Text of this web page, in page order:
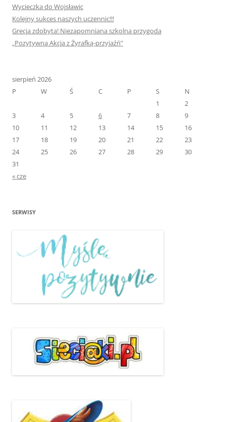
Wycieczka do Wojsławic
Kolejny sukces naszych uczennic!!!
Grecja zdobyta! Niezapomniana szkolna przygoda
„Pozytywna Akcja z Żyrafką-przyjaźń”
sierpień 2026
P
W Ś C P S
N
1
2
3
4 5 6 7 8
9
10
11 12 13 14 15
16
17
18 19 20 21 22
23
24
25 26 27 28 29
30
31
« cze
SERWISY